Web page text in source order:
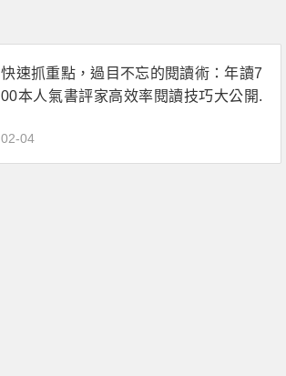
快速抓重點，過目不忘的閱讀術：年讀7
00本人氣書評家高效率閱讀技巧大公開.
02-04